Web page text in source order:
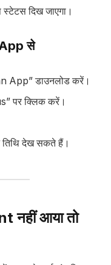
दिख जाएगा।
से
App” डाउनलोड करें।
पर क्लिक करें।
देख सकते हैं।
नहीं आया तो